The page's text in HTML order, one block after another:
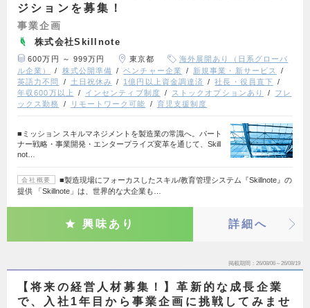
ジションを募集！
事業企画
株式会社Skillnote
600万円 ～ 999万円 東京都
海外展開あり（日系グローバ
ル企業）
株式公開準備 ベンチャー企業
新規事業・新サービス
英語力不問
土日祝休み 1億円以上資金調達済
社長・役員直下
年収600万以上
インセンティブ制度 ストックオプションあり
フレ
ックス勤務
リモートワーク可能 育児支援制度
■ミッション スキルマネジメントを製造業の常識へ。パート
ナー戦略・事業開発・エンタープライズ変革を通じて、Skill
not…
会社概要
■製造現場にフォーカスしたスキル/教育管理システム『Skillnote』の
提供 「Skillnote」は、世界的な大企業も…
興味あり 詳細へ
掲載期間 26/08/06～26/08/19
【将来の経営人材募集！】革新的な成長企業
で、入社1年目から事業企画に挑戦してみませ